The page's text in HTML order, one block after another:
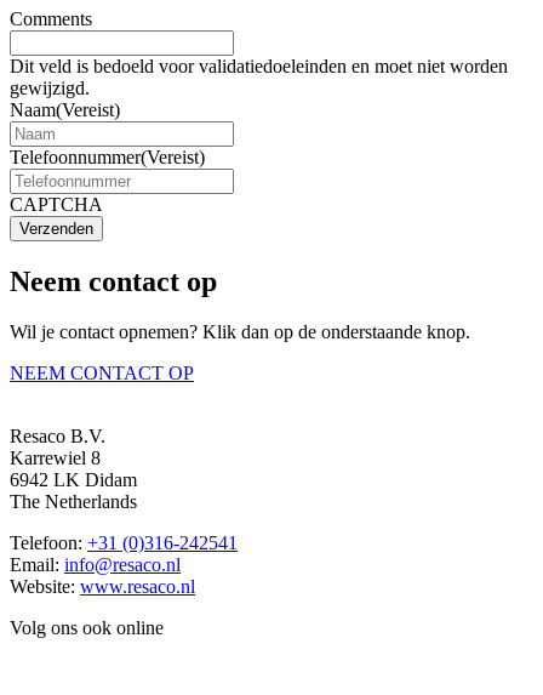
Comments
Dit veld is bedoeld voor validatiedoeleinden en moet niet worden
gewijzigd.
Naam(Vereist)
Telefoonnummer(Vereist)
CAPTCHA
Verzenden
Neem contact op
Wil je contact opnemen? Klik dan op de onderstaande knop.
NEEM CONTACT OP
Resaco B.V.
Karrewiel 8
6942 LK Didam
The Netherlands
Telefoon: +31 (0)316-242541
Email: info@resaco.nl
Website: www.resaco.nl
Volg ons ook online